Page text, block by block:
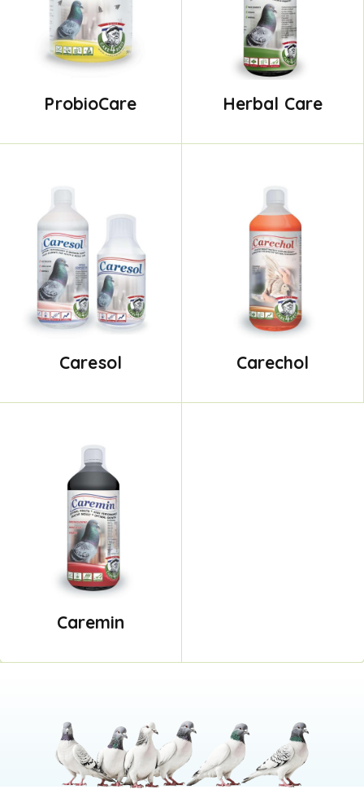
ProbioCare Herbal Care
Caresol Carechol
Caremin